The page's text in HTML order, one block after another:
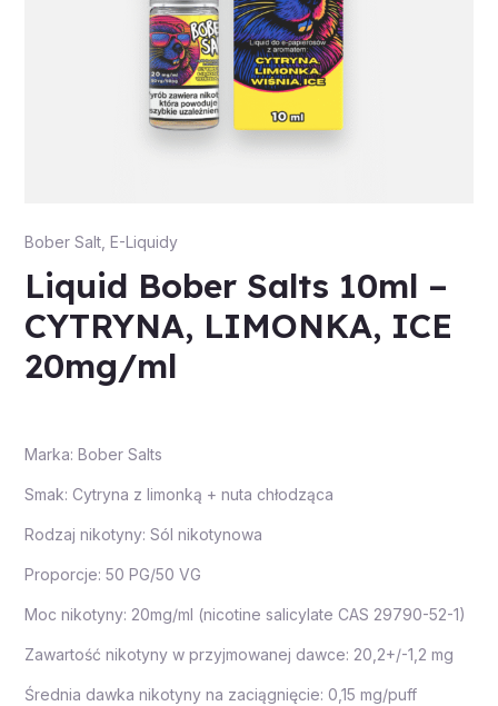
Bober Salt, E-Liquidy
Liquid Bober Salts 10ml –
CYTRYNA, LIMONKA, ICE
20mg/ml
Marka: Bober Salts
Smak: Cytryna z limonką + nuta chłodząca
Rodzaj nikotyny: Sól nikotynowa
Proporcje: 50 PG/50 VG
Moc nikotyny: 20mg/ml (nicotine salicylate CAS 29790-52-1)
Zawartość nikotyny w przyjmowanej dawce: 20,2+/-1,2 mg
Średnia dawka nikotyny na zaciągnięcie: 0,15 mg/puff